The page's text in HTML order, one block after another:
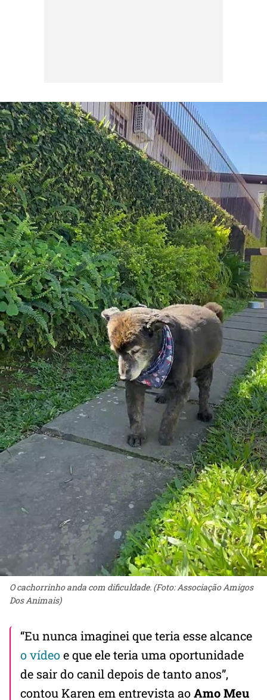
O cachorrinho anda com dificuldade. (Foto: Associação Amigos
Dos Animais)
“Eu nunca imaginei que teria esse alcance
o vídeoe que ele teria uma oportunidade
de sair do canil depois de tanto anos”,
contou Karen em entrevista aoAmo Meu